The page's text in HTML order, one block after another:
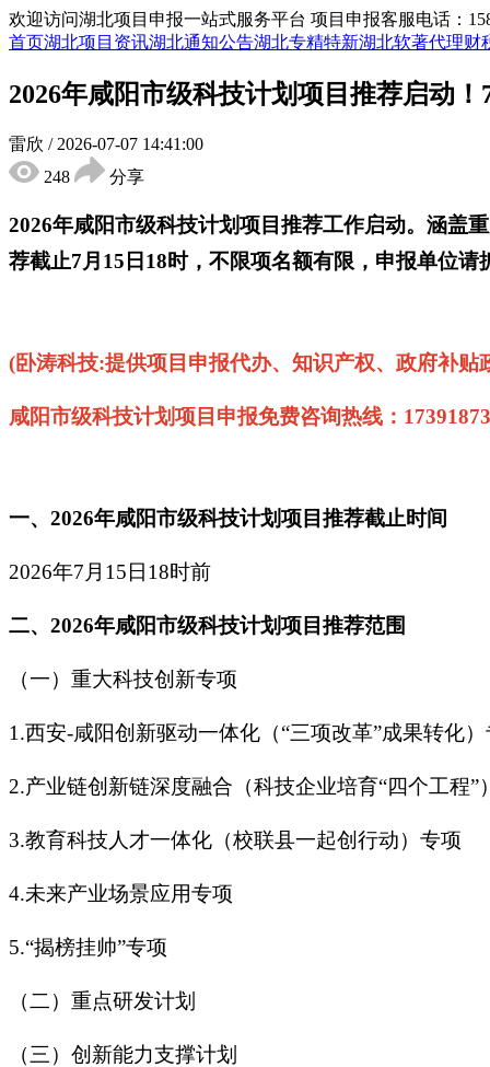
欢迎访问湖北项目申报一站式服务平台 项目申报客服电话：
首页湖北项目资讯湖北通知公告湖北专精特新湖北软著代理财
2026年咸阳市级科技计划项目推荐启动
雷欣 / 2026-07-07 14:41:00
248
分享
2026年咸阳市级科技计划项目推荐工作启动。涵盖
荐截止7月15日18时，不限项名额有限，申报单位
‌‌(卧涛科技:提供项目申报代办、知识产权、政府补
咸阳市级科技计划项目 申报免费咨询热线：
一、 2026年咸阳市级科技计划项目推荐截止时间
2026年7月15日18时前
二、 2026年咸阳市级科技计划项目 推荐范围
（一）重大科技创新专项
1.西安-咸阳创新驱动一体化（“三项改革”成果转化
2.产业链创新链深度融合（科技企业培育“四个工程”
3.教育科技人才一体化（校联县一起创行动）专项
4.未来产业场景应用专项
5.“揭榜挂帅”专项
（二）重点研发计划
（三）创新能力支撑计划